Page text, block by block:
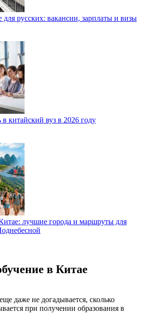
для русских: вакансии, зарплаты и визы
китайский вуз в 2026 году
лучшие города и маршруты для
в Китае
даже не догадывается, сколько
при получении образования в